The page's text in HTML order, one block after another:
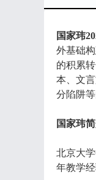
国家玮
外基础
的积累
本、文
分陷阱
国家玮简
北京大
年教学经